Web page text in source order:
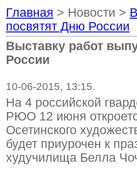
Главная > Новости >
посвятят Дню России
Выставку работ
России
10-06-2015, 13:15.
На 4 российской
РЮО 12 июня
Осетинского
будет приурочен к
худучилища Белла